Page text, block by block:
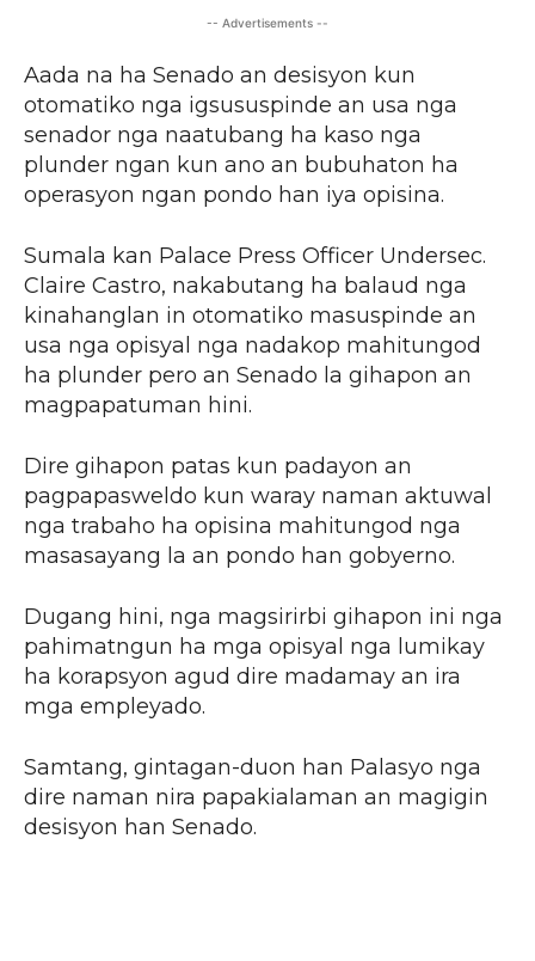
-- Advertisements --
Aada na ha Senado an desisyon kun
otomatiko nga igsususpinde an usa nga
senador nga naatubang ha kaso nga
plunder ngan kun ano an bubuhaton ha
operasyon ngan pondo han iya opisina.
Sumala kan Palace Press Officer Undersec.
Claire Castro, nakabutang ha balaud nga
kinahanglan in otomatiko masuspinde an
usa nga opisyal nga nadakop mahitungod
ha plunder pero an Senado la gihapon an
magpapatuman hini.
Dire gihapon patas kun padayon an
pagpapasweldo kun waray naman aktuwal
nga trabaho ha opisina mahitungod nga
masasayang la an pondo han gobyerno.
Dugang hini, nga magsirirbi gihapon ini nga
pahimatngun ha mga opisyal nga lumikay
ha korapsyon agud dire madamay an ira
mga empleyado.
Samtang, gintagan-duon han Palasyo nga
dire naman nira papakialaman an magigin
desisyon han Senado.